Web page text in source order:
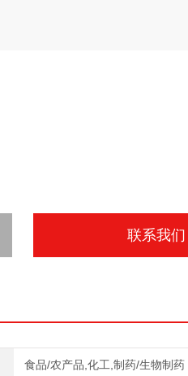
联系我们
食品/农产品,化工,制药/生物制药